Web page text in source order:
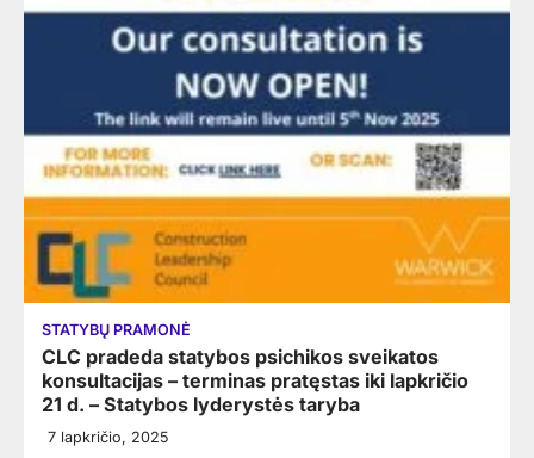
STATYBŲ PRAMONĖ
CLC pradeda statybos psichikos sveikatos
konsultacijas – terminas pratęstas iki lapkričio
21 d. – Statybos lyderystės taryba
7 lapkričio, 2025